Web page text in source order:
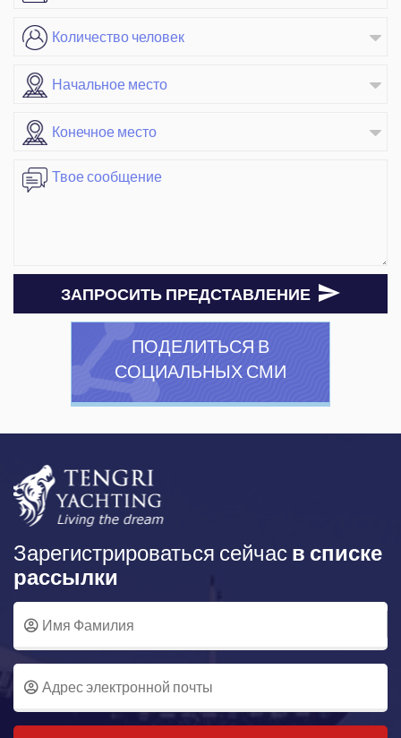
ЗАПРОСИТЬ ПРЕДСТАВЛЕНИЕ
ПОДЕЛИТЬСЯ В
СОЦИАЛЬНЫХ СМИ
Зарегистрироваться сейчас в списке
рассылки